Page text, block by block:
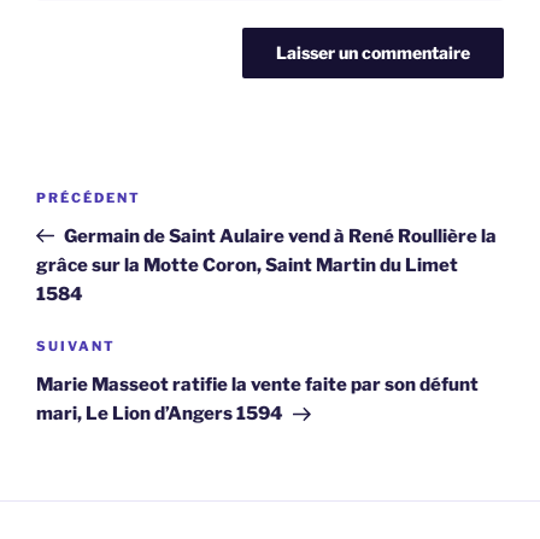
Navigation
l’article
Article
précédent
PRÉCÉDENT
Germain de Saint Aulaire vend à René Roullière la
grâce sur la Motte Coron, Saint Martin du Limet
1584
Article
suivant
SUIVANT
Marie Masseot ratifie la vente faite par son défunt
mari, Le Lion d’Angers 1594